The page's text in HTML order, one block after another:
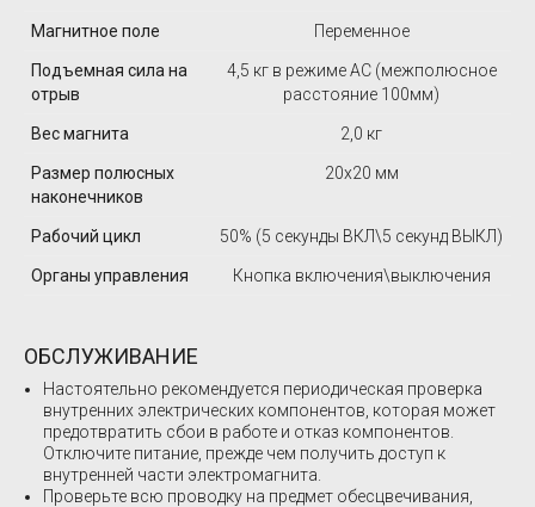
Магнитное поле Переменное
Подъемная сила на
отрыв
4,5 кг в режиме AC (межполюсное
расстояние 100мм)
Вес магнита 2,0 кг
Размер полюсных
наконечников
20х20 мм
Рабочий цикл 50% (5 секунды ВКЛ\5 секунд ВЫКЛ)
Органы управления Кнопка включения\выключения
ОБСЛУЖИВАНИЕ
Настоятельно рекомендуется периодическая проверка
внутренних электрических компонентов, которая может
предотвратить сбои в работе и отказ компонентов.
Отключите питание, прежде чем получить доступ к
внутренней части электромагнита.
Проверьте всю проводку на предмет обесцвечивания,